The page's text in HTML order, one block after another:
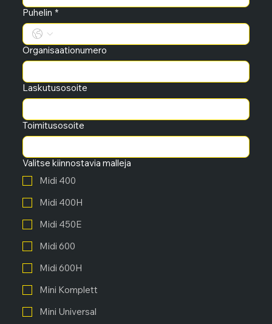
Puhelin *
Organisaationumero
Laskutusosoite
Toimitusosoite
Valitse kiinnostavia malleja
Midi 400
Midi 400H
Midi 450E
Midi 600
Midi 600H
Mini Komplett
Mini Universal